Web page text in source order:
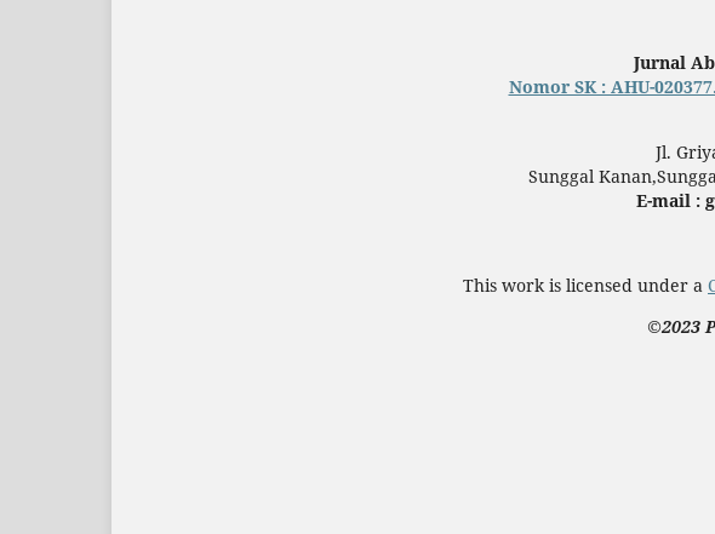
Jurnal
Nomor SK : AHU-
Jl.
Sunggal
E-mail :
This work is licensed under a
©2023